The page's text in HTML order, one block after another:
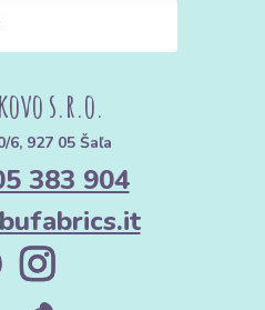
s.r.o.
6, 927 05 Šaľa
383 904